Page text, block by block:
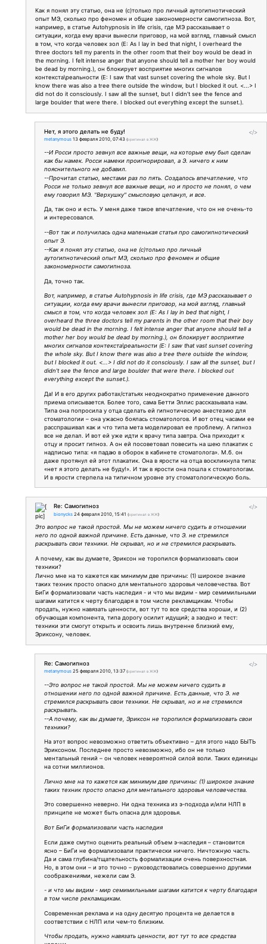
Как я понял эту статью, она не (с)только про личный аутогипнотический
опыт МЭ, сколько про феномен и общие закономерности самогипноза. Вот,
например, в статье Autohypnosis in life crisis, где МЭ рассказывает о
ситуации, когда ему врачи вынесли приговор, на мой взгляд, главный смысл
в том, что когда человек зол (E: As I lay in bed that night, I overheard the
three doctors tell my parents in the other room that their boy would be dead in
the morning.I felt intense anger that anyone should tell a mother her boy would
be dead by morning.), он блокирует восприятие многих сигналов
контекста\реальности (E: I saw that vast sunset covering the whole sky. But I
know there was also a tree there outside the window, but I blocked it out. <...> I
did not do it consciously. I saw all the sunset, but I didn't see the fence and
large boulder that were there. I blocked out everything except the sunset.).
</>
Нет, я этого делать не буду!
metanymous 13 февраля 2010, 07:43 (оригинал в ЖЖ)
--И Росси просто зевнул все важные вещи, на которые ему был сделан
как бы намек. Росси намеки проигнорировал, а Э. ничего к ним
пояснительного не добавил.
--Прочитал статью, местами раз по пять. Создалось впечатление, что
Росси не только зевнул все важные вещи, но и просто не понял, о чем
ему говорил МЭ. "Верхушку" смысловую цепанул, и все.
Да, так оно и есть. У меня даже такое впечатление, что он не очень-то
и интересовался.
--Вот так и получилась одна маленькая статья про самогипнотический
опыт Э.
--Как я понял эту статью, она не (с)только про личный
аутогипнотический опыт МЭ, сколько про феномен и общие
закономерности самогипноза.
Да, точно так.
Вот, например, в статье Autohypnosis in life crisis, где МЭ рассказывает о
ситуации, когда ему врачи вынесли приговор, на мой взгляд, главный
смысл в том, что когда человек зол (E: As I lay in bed that night, I
overheard the three doctors tell my parents in the other room that their boy
would be dead in the morning. I felt intense anger that anyone should tell a
mother her boy would be dead by morning.), он блокирует восприятие
многих сигналов контекста\реальности (E: I saw that vast sunset covering
the whole sky. But I know there was also a tree there outside the window,
but I blocked it out. <...> I did not do it consciously. I saw all the sunset, but I
didn't see the fence and large boulder that were there. I blocked out
everything except the sunset.).
Да! И в его других работах/статьях неоднократно применение данного
приема описывается. Более того, сама Бетти Эллис рассказывала нам.
Типа она попросила у отца сделать ей гипнотическую анестезию для
стоматологии – она ужасно боялась стоматологов. И вот отец часами ее
расспрашивал как и что типа мета моделировал ее проблему. А гипноз
все не делал. И вот ей уже идти к врачу типа завтра. Она приходит к
отцу и просит гипноз. А он ей посоветовал повесить на шею плакатик с
надписью типа: «я падаю в оборок в кабинете стоматолога». М.б. он
даже протянул ей этот плакатик. Она в ярости на отца воскликнула типа:
«нет я этого делать не буду!». И так в ярости она пошла к стоматологам.
И в ярости стерпела на типичном уровне эту стоматологическую боль.
</>
Re: Самогипноз
bionycks 24 февраля 2010, 15:41 (оригинал в ЖЖ)
Это вопрос не такой простой. Мы не можем ничего судить в отношении
него по одной важной причине. Есть данные, что Э. не стремился
раскрывать свои техники. Не скрывал, но и не стремился раскрывать.
А почему, как вы думаете, Эриксон не торопился формализовать свои
техники?
Лично мне на то кажется как минимум две причины: (1) широкое знание
таких техник просто опасно для ментального здоровья человечества. Вот
БиГи формализовали часть наследия - и что мы видим - мир семимильными
шагами катится к черту благодаря в том числе рекламщикам. Чтобы
продать, нужно навязать ценности, вот тут то все средства хороши, и (2)
обучающая компонента, типа дорогу осилит идущий; а заодно и тест:
техники эти смогут открыть и освоить лишь внутренне близкий ему,
Эриксону, человек.
</>
Re: Самогипноз
metanymous 25 февраля 2010, 13:37 (оригинал в ЖЖ)
--Это вопрос не такой простой. Мы не можем ничего судить в
отношении него по одной важной причине. Есть данные, что Э. не
стремился раскрывать свои техники. Не скрывал, но и не стремился
раскрывать.
--А почему, как вы думаете, Эриксон не торопился формализовать свои
техники?
На этот вопрос невозможно ответить объективно – для этого надо БЫТЬ
Эриксоном. Последнее просто невозможно, ибо он не только
ментальный гений – он человек невероятной силой воли. Таких единицы
на сотни миллионов.
Лично мне на то кажется как минимум две причины: (1) широкое знание
таких техник просто опасно для ментального здоровья человечества.
Это совершенно неверно. Ни одна техника из э-подхода и/или НЛП в
принципе не может быть опасна для здоровья.
Вот БиГи формализовали часть наследия
Если даже смутно оценить реальный объем э-наследия – становится
ясно – БиГи не формализовали практически ничего. Ничтожную часть.
Да и сама глубина/тщательность формализации очень поверхностная.
Но, в этом они – и это точно – руководствовались совершенно другими
соображениями, нежели сам Э.
- и что мы видим - мир семимильными шагами катится к черту благодаря
в том числе рекламщикам.
Современная реклама и на одну десятую процента не делается в
соответствии с НЛП или чем-то близким.
Чтобы продать, нужно навязать ценности, вот тут то все средства